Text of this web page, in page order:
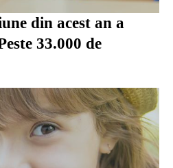
din acest an a
33.000 de